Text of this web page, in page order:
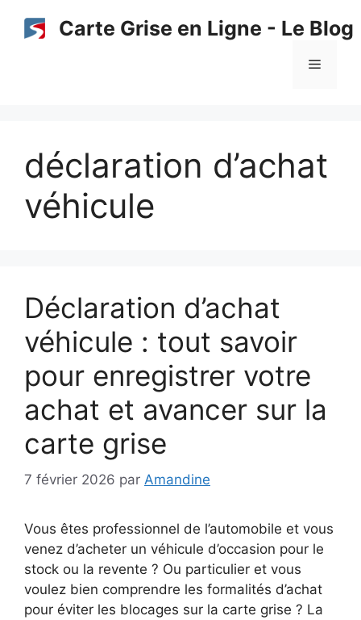
Carte Grise en Ligne - Le Blog
Menu
déclaration d’achat
véhicule
Déclaration d’achat
véhicule : tout savoir
pour enregistrer votre
achat et avancer sur la
carte grise
7 février 2026 par Amandine
Vous êtes professionnel de l’automobile et vous
venez d’acheter un véhicule d’occasion pour le
stock ou la revente ? Ou particulier et vous
voulez bien comprendre les formalités d’achat
pour éviter les blocages sur la carte grise ? La